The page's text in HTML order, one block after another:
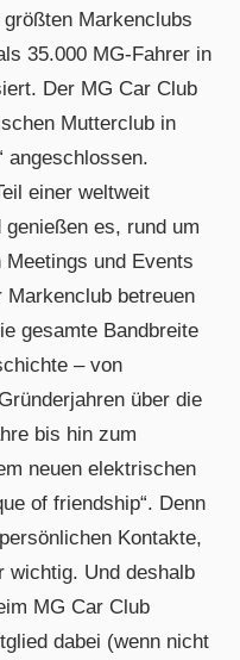
Markenclubs
35.000 MG-Fahrer in
Der MG Car Club
Mutterclub in
angeschlossen.
einer weltweit
es, rund um
und Events
Markenclub betreuen
gesamte Bandbreite
– von
über die
bis hin zum
neuen elektrischen
of friendship“. Denn
Kontakte,
wichtig. Und deshalb
MG Car Club
dabei (wenn nicht